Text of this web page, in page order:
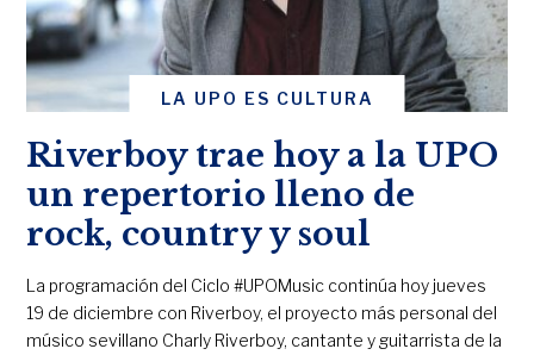
LA UPO ES CULTURA
Riverboy trae hoy a la UPO
un repertorio lleno de
rock, country y soul
La programación del Ciclo #UPOMusic continúa hoy jueves
19 de diciembre con Riverboy, el proyecto más personal del
músico sevillano Charly Riverboy, cantante y guitarrista de la